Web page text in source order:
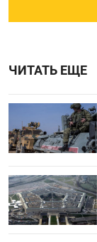
ЧИТАТЬ ЕЩЕ